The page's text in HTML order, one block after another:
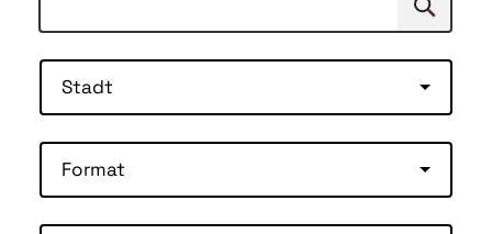
Suchen
Stadt
Format